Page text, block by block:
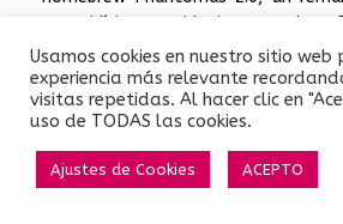
conocidísimo videojuego de
comercializado bajo el sello de
Escape the ROM, una demo jugable
(Point And Klick Engine Tool)
aventuras point and click en
tal hype en las comunidades de
posibilidad de disfrutar de este
Usamos cookies en nuestro sitio
experiencia más relevante
visitas repetidas. Al hacer clic en
uso de TODAS las cookies.
Ajustes de Cookies ACEPTO